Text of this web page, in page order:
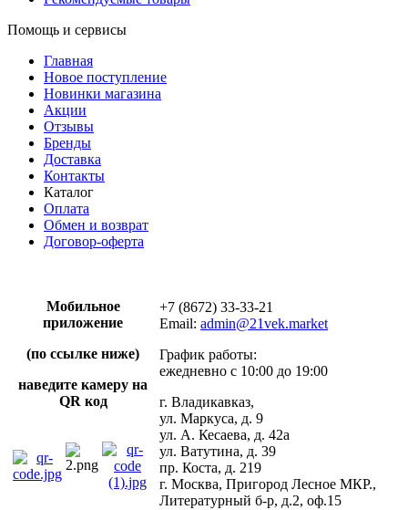
Помощь и сервисы
Главная
Новое поступление
Новинки магазина
Акции
Отзывы
Бренды
Доставка
Контакты
Каталог
Оплата
Обмен и возврат
Договор-оферта
Мобильное
приложение
(по ссылке ниже)
наведите камеру на
QR код
+7 (8672) 33-33-21
Email: admin@21vek.market
График работы:
ежедневно с 10:00 до 19:00
г. Владикавказ,
ул. Маркуса, д. 9
ул. А. Кесаева, д. 42а
ул. Ватутина, д. 39
пр. Коста, д. 219
г. Москва, Пригород Лесное МКР.,
Литературный б-р, д.2, оф.15